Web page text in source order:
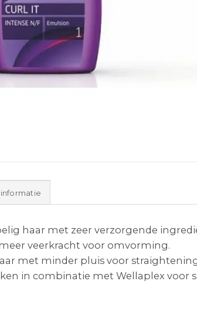
haar met zeer verzorgende
veerkracht voor omvorming.
met minder pluis voor
in combinatie met Wellaplex voor